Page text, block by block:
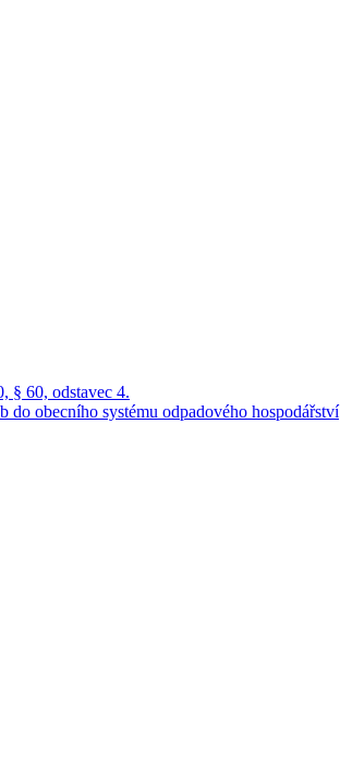
§ 60, odstavec 4.
obecního systému odpadového hospodářství